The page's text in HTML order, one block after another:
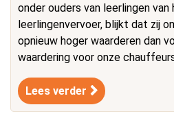
onder ouders van leerlingen van
leerlingenvervoer, blijkt dat zij
opnieuw hoger waarderen dan
waardering voor onze
Lees verder